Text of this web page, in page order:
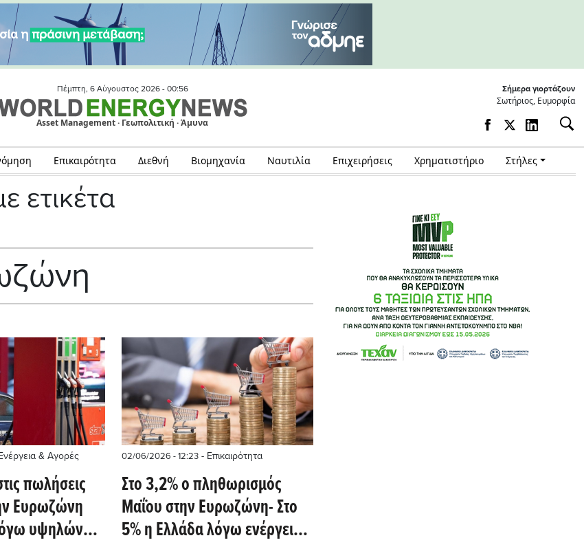
Πέμπτη, 6 Αύγουστος 2026 - 00:56
Asset Management · Γεωπολιτική · Άμυνα
Σήμερα γιορτάζουν
Σωτήριος, Ευμορφία
Επικαιρότητα Διεθνή Βιομηχανία Ναυτιλία Επιχειρήσεις Χρηματιστήριο Στήλες
ετικέτα
& Αγορές
πωλήσεις
Ευρωζώνη
υψηλών
02/06/2026 - 12:23- Επικαιρότητα
Στο 3,2% ο πληθωρισμός
Μαΐου στην Ευρωζώνη- Στο
5% η Ελλάδα λόγω ενέργειας